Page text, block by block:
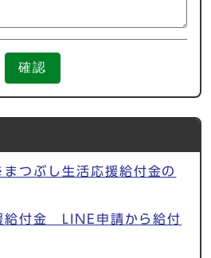
確認
つぶし生活応援給付金の
給付金 LINE申請から給付